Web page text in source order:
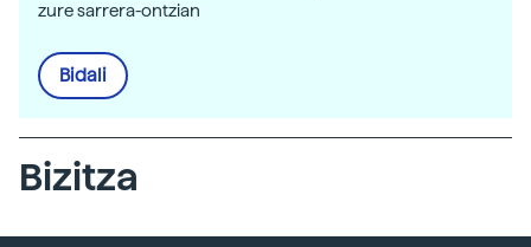
zure sarrera-ontzian
Bidali
Bizitza